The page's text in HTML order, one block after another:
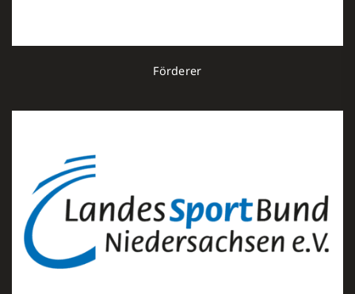
Förderer